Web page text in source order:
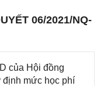
06/2021/NQ-
của Hội đồng
định mức học phí